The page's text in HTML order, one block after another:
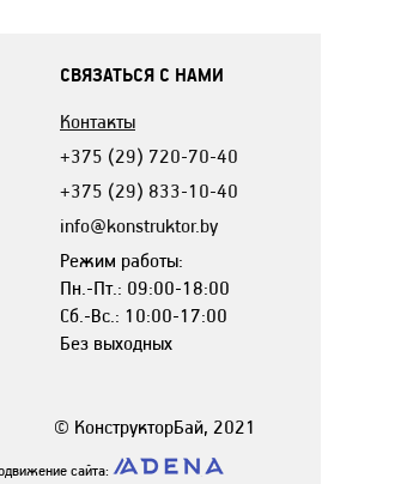
СВЯЗАТЬСЯ С НАМИ
Контакты
+375 (29) 720-70-40
+375 (29) 833-10-40
info@konstruktor.by
Режим работы:
Пн.-Пт.: 09:00-18:00
Сб.-Вс.: 10:00-17:00
Без выходных
© КонструкторБай, 2021
сайта: